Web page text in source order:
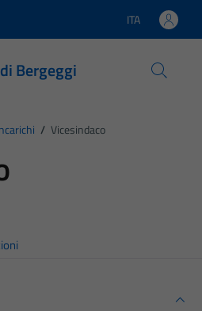
Lingua attiva:
ITA
Bergeggi
/ Vicesindaco